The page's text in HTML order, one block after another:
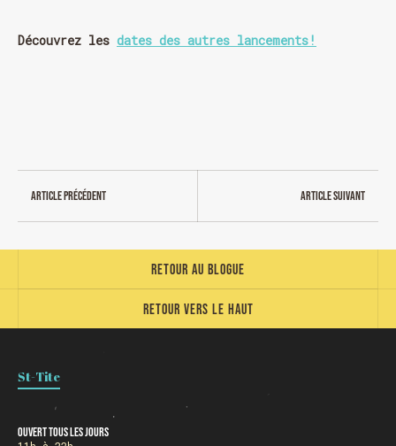
Découvrez les dates des autres lancements!
Article précédent Article suivant
Retour vers le haut
Retour au blogue
St-Tite
Ouvert tous les jours